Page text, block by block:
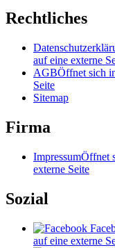
Rechtliches
auf eine externe
AGBÖffnet sich
Seite
Sitemap
Firma
ImpressumÖffnet
externe Seite
Sozial
auf eine externe